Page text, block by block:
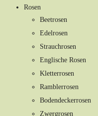
Rosen
Beetrosen
Edelrosen
Strauchrosen
Englische Rosen
Kletterrosen
Ramblerrosen
Bodendeckerrosen
Zwergrosen